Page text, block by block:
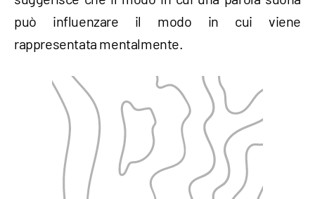
può influenzare il modo in cui viene
rappresentata mentalmente.